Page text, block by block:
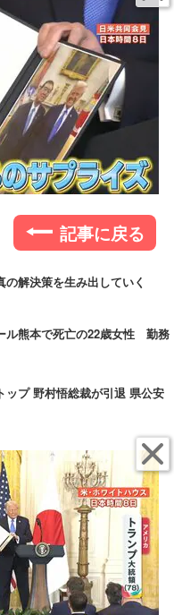
記事に戻る
解決策を生み出していく
ル熊本で死亡の22歳女性 勤務
ップ 野村悟総裁が引退 県公安